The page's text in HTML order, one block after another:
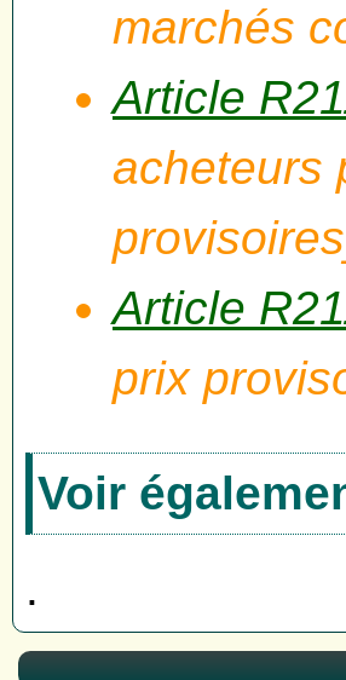
marchés
Article
acheteurs
Article
prix
Voir
.